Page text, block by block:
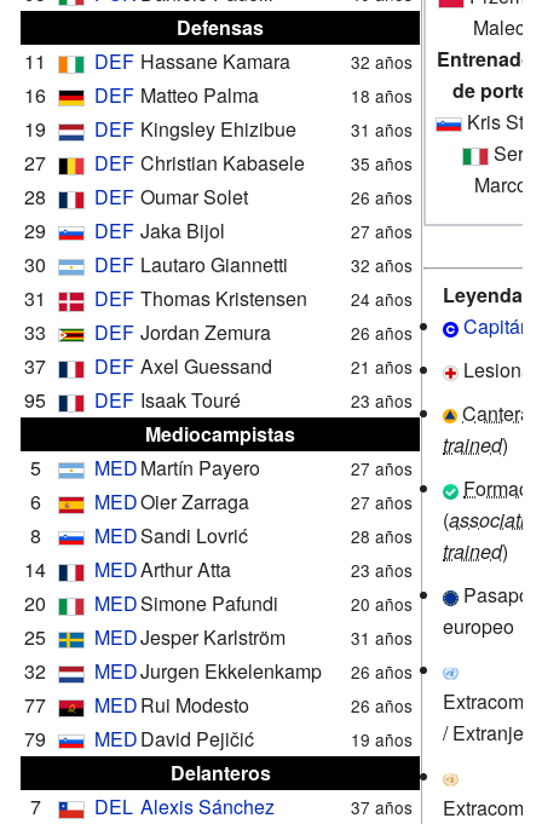
Defensas
11
DEF Hassane Kamara 32 años
16 DEF Matteo Palma 18 años
19 DEF Kingsley Ehizibue 31 años
27 DEF Christian Kabasele 35 años
28 DEF Oumar Solet 26 años
29 DEF Jaka Bijol 27 años
30 DEF Lautaro Giannetti 32 años
31 DEF Thomas Kristensen 24 años
33 DEF Jordan Zemura 26 años
37 DEF Axel Guessand 21 años
95 DEF Isaak Touré 23 años
Mediocampistas
5
MEDMartín Payero 27 años
6 MEDOier Zarraga 27 años
8 MEDSandi Lovrić 28 años
14 MEDArthur Atta 23 años
20 MEDSimone Pafundi 20 años
25 MEDJesper Karlström 31 años
32 MEDJurgen Ekkelenkamp 26 años
77 MEDRui Modesto 26 años
79 MEDDavid Pejičić 19 años
Delanteros
7
DEL Alexis Sánchez 37 años
Malecki
de
Kris
Marcon
Leyenda
Capitán
Cantera (
trained)
(
trained)
europeo
/ Extranjero